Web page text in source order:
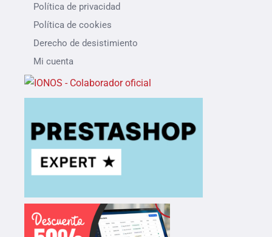
Política de privacidad
Política de cookies
Derecho de desistimiento
Mi cuenta